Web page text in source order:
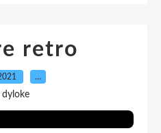
retro
…
dyloke